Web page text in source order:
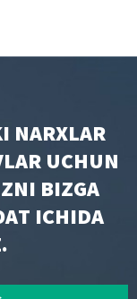
NARXLAR
UCHUN
BIZGA
ICHIDA